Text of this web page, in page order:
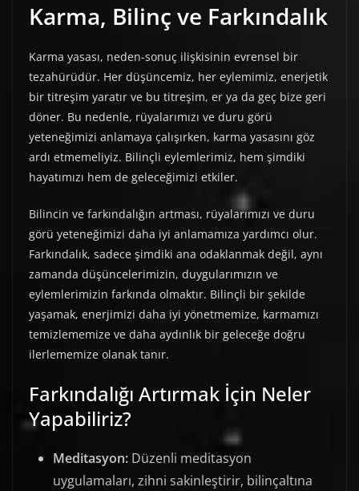
Karma, Bilinç ve Farkındalık
Karma yasası, neden-sonuç ilişkisinin evrensel bir
tezahürüdür. Her düşüncemiz, her eylemimiz, enerjetik
bir titreşim yaratır ve bu titreşim, er ya da geç bize geri
döner. Bu nedenle, rüyalarımızı ve duru görü
yeteneğimizi anlamaya çalışırken, karma yasasını göz
ardı etmemeliyiz. Bilinçli eylemlerimiz, hem şimdiki
hayatımızı hem de geleceğimizi etkiler.
Bilincin ve farkındalığın artması, rüyalarımızı ve duru
görü yeteneğimizi daha iyi anlamamıza yardımcı olur.
Farkındalık, sadece şimdiki ana odaklanmak değil, aynı
zamanda düşüncelerimizin, duygularımızın ve
eylemlerimizin farkında olmaktır. Bilinçli bir şekilde
yaşamak, enerjimizi daha iyi yönetmemize, karmamızı
temizlememize ve daha aydınlık bir geleceğe doğru
ilerlememize olanak tanır.
Farkındalığı Artırmak İçin Neler
Yapabiliriz?
Meditasyon: Düzenli meditasyon
uygulamaları, zihni sakinleştirir, bilinçaltına